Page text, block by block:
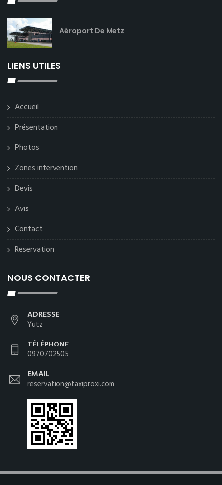
Aéroport De Metz
LIENS UTILES
Accueil
Présentation
Photos
Zones intervention
Devis
Avis
Contact
Reservation
NOUS CONTACTER
ADRESSE
Yutz
TÉLÉPHONE
0970702505
EMAIL
reservation@taxiproxi.com